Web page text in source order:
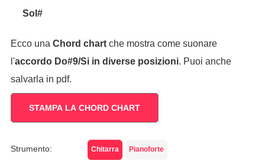
Sol#
Ecco una Chord chartche mostra come suonare
l'accordo Do#9/Siin diverse posizioni. Puoi anche
salvarla in pdf.
STAMPA LA CHORD CHART
Strumento: Chitarra Pianoforte